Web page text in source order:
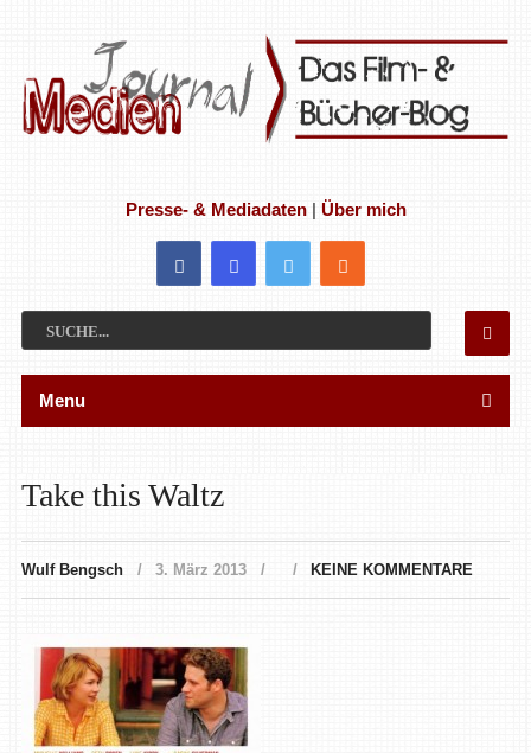
Presse- & Mediadaten| Über mich
Menu
Take this Waltz
Wulf Bengsch 3. März 2013 KEINE KOMMENTARE